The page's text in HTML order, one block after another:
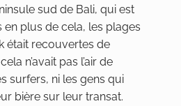
sud de Bali, qui est
en plus de cela, les plages
était recouvertes de
n’avait pas l’air de
surfers, ni les gens qui
bière sur leur transat.